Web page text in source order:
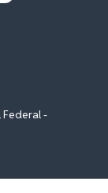
Federal -